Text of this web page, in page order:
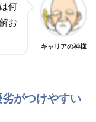
何
お
キャリアの神様
がつけやすい